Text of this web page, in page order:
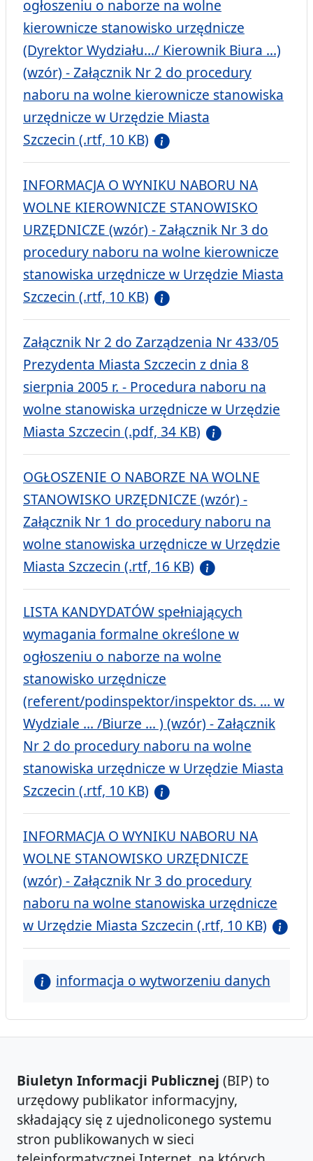
ogłoszeniu o naborze na wolne
kierownicze stanowisko urzędnicze
(Dyrektor Wydziału.../ Kierownik Biura ...)
(wzór) - Załącznik Nr 2 do procedury
naboru na wolne kierownicze stanowiska
urzędnicze w Urzędzie Miasta
Szczecin (.rtf, 10 KB)
INFORMACJA O WYNIKU NABORU NA
WOLNE KIEROWNICZE STANOWISKO
URZĘDNICZE (wzór) - Załącznik Nr 3 do
procedury naboru na wolne kierownicze
stanowiska urzędnicze w Urzędzie Miasta
Szczecin (.rtf, 10 KB)
Załącznik Nr 2 do Zarządzenia Nr 433/05
Prezydenta Miasta Szczecin z dnia 8
sierpnia 2005 r. - Procedura naboru na
wolne stanowiska urzędnicze w Urzędzie
Miasta Szczecin (.pdf, 34 KB)
OGŁOSZENIE O NABORZE NA WOLNE
STANOWISKO URZĘDNICZE (wzór) -
Załącznik Nr 1 do procedury naboru na
wolne stanowiska urzędnicze w Urzędzie
Miasta Szczecin (.rtf, 16 KB)
LISTA KANDYDATÓW spełniających
wymagania formalne określone w
ogłoszeniu o naborze na wolne
stanowisko urzędnicze
(referent/podinspektor/inspektor ds. ... w
Wydziale ... /Biurze ... ) (wzór) - Załącznik
Nr 2 do procedury naboru na wolne
stanowiska urzędnicze w Urzędzie Miasta
Szczecin (.rtf, 10 KB)
INFORMACJA O WYNIKU NABORU NA
WOLNE STANOWISKO URZĘDNICZE
(wzór) - Załącznik Nr 3 do procedury
naboru na wolne stanowiska urzędnicze
w Urzędzie Miasta Szczecin (.rtf, 10 KB)
informacja o wytworzeniu danych
Biuletyn Informacji Publicznej (BIP) to
urzędowy publikator informacyjny,
składający się z ujednoliconego systemu
stron publikowanych w sieci